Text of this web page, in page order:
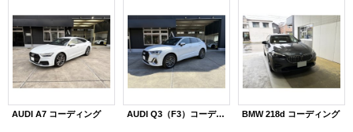
AUDI A7 コーディング AUDI Q3（F3）コーディング BMW 218d コーディング